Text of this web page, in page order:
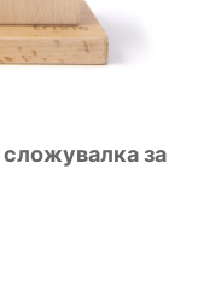
за